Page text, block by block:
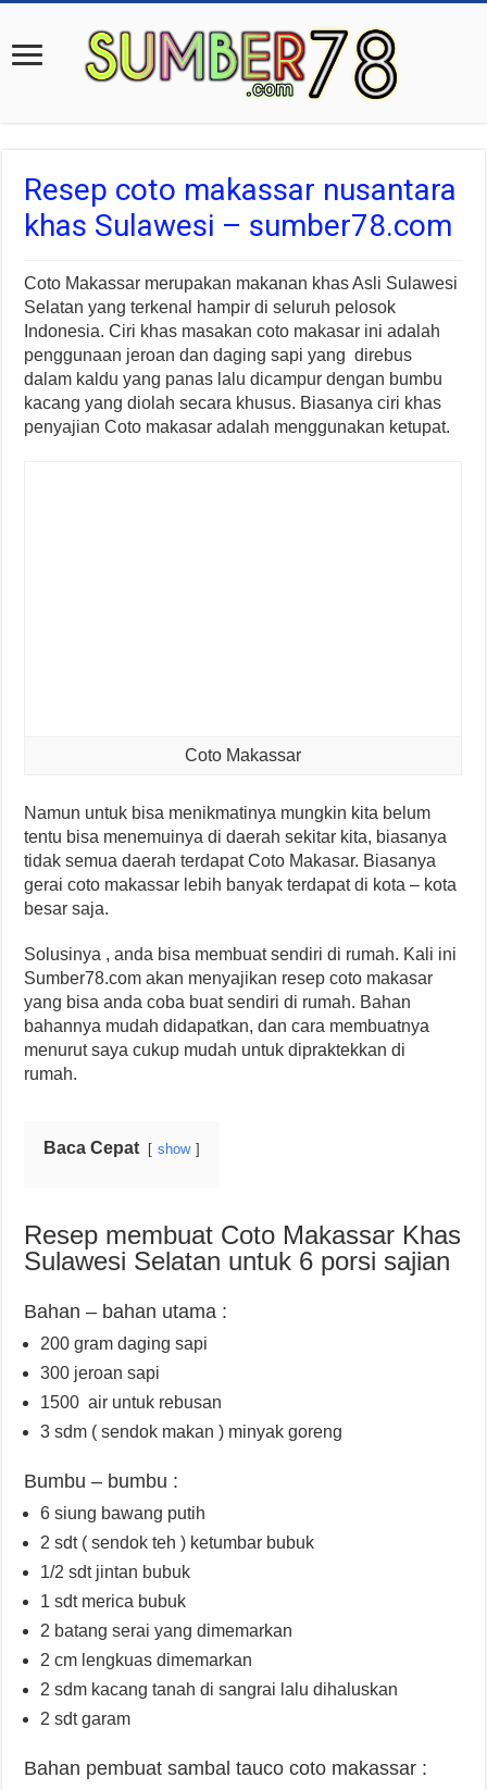
Resep coto makassar nusantara
khas Sulawesi – sumber78.com
Coto Makassar merupakan makanan khas Asli Sulawesi
Selatan yang terkenal hampir di seluruh pelosok
Indonesia. Ciri khas masakan coto makasar ini adalah
penggunaan jeroan dan daging sapi yang direbus
dalam kaldu yang panas lalu dicampur dengan bumbu
kacang yang diolah secara khusus. Biasanya ciri khas
penyajian Coto makasar adalah menggunakan ketupat.
Coto Makassar
Namun untuk bisa menikmatinya mungkin kita belum
tentu bisa menemuinya di daerah sekitar kita, biasanya
tidak semua daerah terdapat Coto Makasar. Biasanya
gerai coto makassar lebih banyak terdapat di kota – kota
besar saja.
Solusinya , anda bisa membuat sendiri di rumah. Kali ini
Sumber78.com akan menyajikan resep coto makasar
yang bisa anda coba buat sendiri di rumah. Bahan
bahannya mudah didapatkan, dan cara membuatnya
menurut saya cukup mudah untuk dipraktekkan di
rumah.
Baca Cepat show
Resep membuat Coto Makassar Khas
Sulawesi Selatan untuk 6 porsi sajian
Bahan – bahan utama :
200 gram daging sapi
300 jeroan sapi
1500 air untuk rebusan
3 sdm ( sendok makan ) minyak goreng
Bumbu – bumbu :
6 siung bawang putih
2 sdt ( sendok teh ) ketumbar bubuk
1/2 sdt jintan bubuk
1 sdt merica bubuk
2 batang serai yang dimemarkan
2 cm lengkuas dimemarkan
2 sdm kacang tanah di sangrai lalu dihaluskan
2 sdt garam
Bahan pembuat sambal tauco coto makassar :